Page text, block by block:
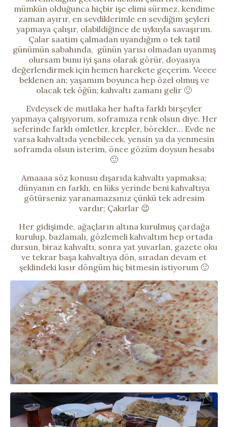
mümkün olduğunca hiçbir işe elimi sürmez, kendime
zaman ayırır, en sevdiklerimle en sevdiğim şeyleri
yapmaya çalışır, olabildiğince de uykuyla savaşırım.
Çalar saatim çalmadan uyandığım o tek tatil
günümün sabahında, günün yarısı olmadan uyanmış
olursam bunu iyi şans olarak görür, doyasıya
değerlendirmek için hemen harekete geçerim. Veeee
beklenen an; yaşamım boyunca hep özel olmuş ve
olacak tek öğün; kahvaltı zamanı gelir 🙂
Evdeysek de mutlaka her hafta farklı birşeyler
yapmaya çalışıyorum, soframıza renk olsun diye. Her
seferinde farklı omletler, krepler, börekler… Evde ne
varsa kahvaltıda yenebilecek, yensin ya da yenmesin
soframda olsun isterim, önce gözüm doysun hesabı
🙂
Amaaaa söz konusu dışarıda kahvaltı yapmaksa;
dünyanın en farklı, en lüks yerinde beni kahvaltıya
götürseniz yaranamazsınız çünkü tek adresim
vardır; Çakırlar 😉
Her gidişimde, ağaçların altına kurulmuş çardağa
kurulup, bazlamalı, gözlemeli kahvaltım hep ortada
dursun, biraz kahvaltı, sonra yat yuvarlan, gazete oku
ve tekrar başa kahvaltıya dön, sıradan devam et
şeklindeki kısır döngüm hiç bitmesin istiyorum 🙂